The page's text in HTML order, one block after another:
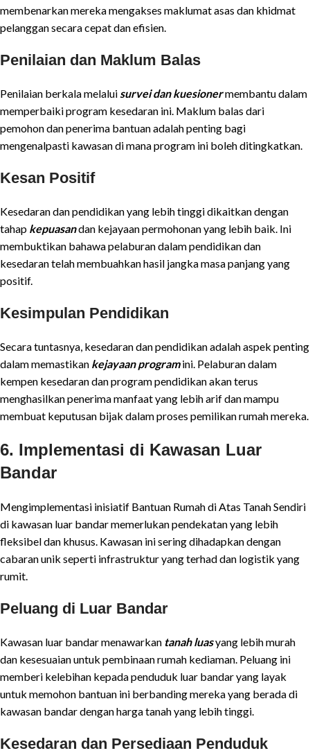
membenarkan mereka mengakses maklumat asas dan khidmat
pelanggan secara cepat dan efisien.
Penilaian dan Maklum Balas
Penilaian berkala melalui survei dan kuesionermembantu dalam
memperbaiki program kesedaran ini. Maklum balas dari
pemohon dan penerima bantuan adalah penting bagi
mengenalpasti kawasan di mana program ini boleh ditingkatkan.
Kesan Positif
Kesedaran dan pendidikan yang lebih tinggi dikaitkan dengan
tahap kepuasandan kejayaan permohonan yang lebih baik. Ini
membuktikan bahawa pelaburan dalam pendidikan dan
kesedaran telah membuahkan hasil jangka masa panjang yang
positif.
Kesimpulan Pendidikan
Secara tuntasnya, kesedaran dan pendidikan adalah aspek penting
dalam memastikan kejayaan programini. Pelaburan dalam
kempen kesedaran dan program pendidikan akan terus
menghasilkan penerima manfaat yang lebih arif dan mampu
membuat keputusan bijak dalam proses pemilikan rumah mereka.
6. Implementasi di Kawasan Luar
Bandar
Mengimplementasi inisiatif Bantuan Rumah di Atas Tanah Sendiri
di kawasan luar bandar memerlukan pendekatan yang lebih
fleksibel dan khusus. Kawasan ini sering dihadapkan dengan
cabaran unik seperti infrastruktur yang terhad dan logistik yang
rumit.
Peluang di Luar Bandar
Kawasan luar bandar menawarkan tanah luasyang lebih murah
dan kesesuaian untuk pembinaan rumah kediaman. Peluang ini
memberi kelebihan kepada penduduk luar bandar yang layak
untuk memohon bantuan ini berbanding mereka yang berada di
kawasan bandar dengan harga tanah yang lebih tinggi.
Kesedaran dan Persediaan Penduduk